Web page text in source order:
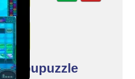
Burbupuzzle